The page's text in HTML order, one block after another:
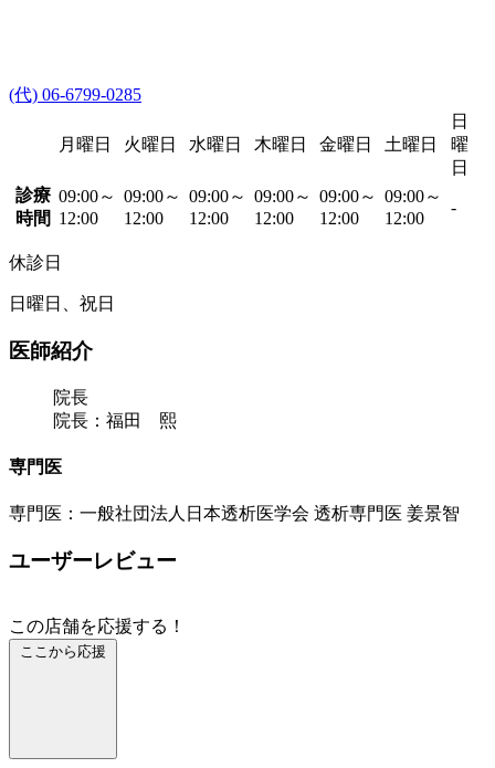
(代) 06-6799-0285
月曜日 火曜日 水曜日 木曜日 金曜日 土曜日
日
曜
日
診療
時間
09:00～
12:00
09:00～
12:00
09:00～
12:00
09:00～
12:00
09:00～
12:00
09:00～
12:00
-
休診日
日曜日、祝日
医師紹介
院長
院長：福田 熙
専門医
専門医：一般社団法人日本透析医学会 透析専門医 姜景智
ユーザーレビュー
この店舗を応援する！
ここから応援